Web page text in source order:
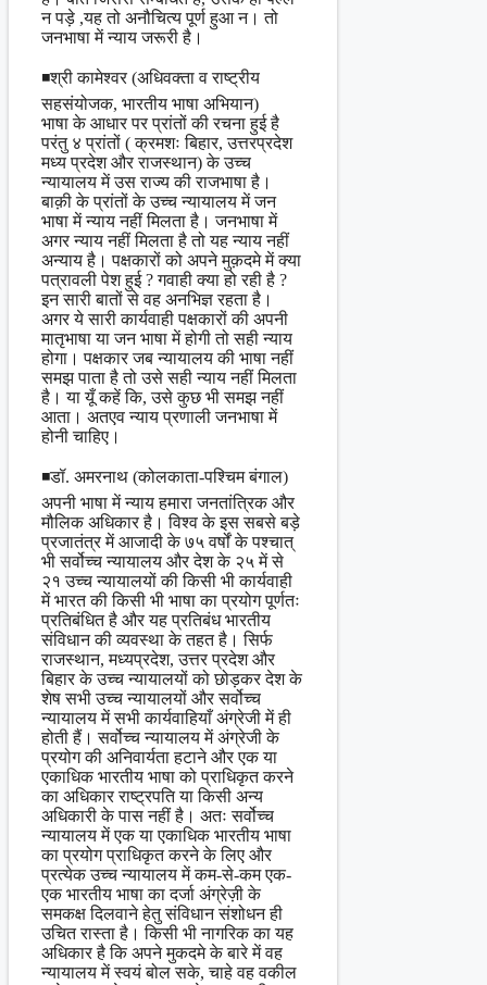
न पड़े ,यह तो अनौचित्य पूर्ण हुआ न। तो
जनभाषा में न्याय जरूरी है।
◾श्री कामेश्वर (अधिवक्ता व राष्ट्रीय
सहसंयोजक, भारतीय भाषा अभियान)
भाषा के आधार पर प्रांतों की रचना हुई है
परंतु ४ प्रांतों ( क्रमशः बिहार, उत्तरप्रदेश
मध्य प्रदेश और राजस्थान) के उच्च
न्यायालय में उस राज्य की राजभाषा है।
बाक़ी के प्रांतों के उच्च न्यायालय में जन
भाषा में न्याय नहीं मिलता है। जनभाषा में
अगर न्याय नहीं मिलता है तो यह न्याय नहीं
अन्याय है। पक्षकारों को अपने मुक़दमे में क्या
पत्रावली पेश हुई ? गवाही क्या हो रही है ?
इन सारी बातों से वह अनभिज्ञ रहता है।
अगर ये सारी कार्यवाही पक्षकारों की अपनी
मातृभाषा या जन भाषा में होगी तो सही न्याय
होगा। पक्षकार जब न्यायालय की भाषा नहीं
समझ पाता है तो उसे सही न्याय नहीं मिलता
है। या यूँ कहें कि, उसे कुछ भी समझ नहीं
आता। अतएव न्याय प्रणाली जनभाषा में
होनी चाहिए।
◾डॉ. अमरनाथ (कोलकाता-पश्चिम बंगाल)
अपनी भाषा में न्याय हमारा जनतांत्रिक और
मौलिक अधिकार है। विश्व के इस सबसे बड़े
प्रजातंत्र में आजादी के ७५ वर्षों के पश्चात्
भी सर्वोच्च न्यायालय और देश के २५ में से
२१ उच्च न्यायालयों की किसी भी कार्यवाही
में भारत की किसी भी भाषा का प्रयोग पूर्णतः
प्रतिबंधित है और यह प्रतिबंध भारतीय
संविधान की व्यवस्था के तहत है। सिर्फ
राजस्थान, मध्यप्रदेश, उत्तर प्रदेश और
बिहार के उच्च न्यायालयों को छोड़कर देश के
शेष सभी उच्च न्यायालयों और सर्वोच्च
न्यायालय में सभी कार्यवाहियाँ अंग्रेजी में ही
होती हैं। सर्वोच्च न्यायालय में अंग्रेजी के
प्रयोग की अनिवार्यता हटाने और एक या
एकाधिक भारतीय भाषा को प्राधिकृत करने
का अधिकार राष्ट्रपति या किसी अन्य
अधिकारी के पास नहीं है। अतः सर्वोच्च
न्यायालय में एक या एकाधिक भारतीय भाषा
का प्रयोग प्राधिकृत करने के लिए और
प्रत्येक उच्च न्यायालय में कम-से-कम एक-
एक भारतीय भाषा का दर्जा अंग्रेज़ी के
समकक्ष दिलवाने हेतु संविधान संशोधन ही
उचित रास्ता है। किसी भी नागरिक का यह
अधिकार है कि अपने मुकदमे के बारे में वह
न्यायालय में स्वयं बोल सके, चाहे वह वकील